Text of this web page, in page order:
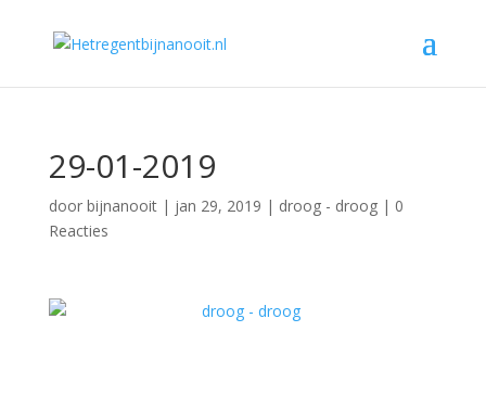
29-01-2019
door bijnanooit| jan 29, 2019 | droog - droog| 0
Reacties